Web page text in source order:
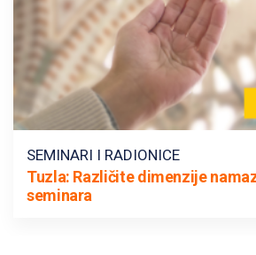
SEMINARI I RADIONICE
Tuzla: Različite dimenzije
seminara